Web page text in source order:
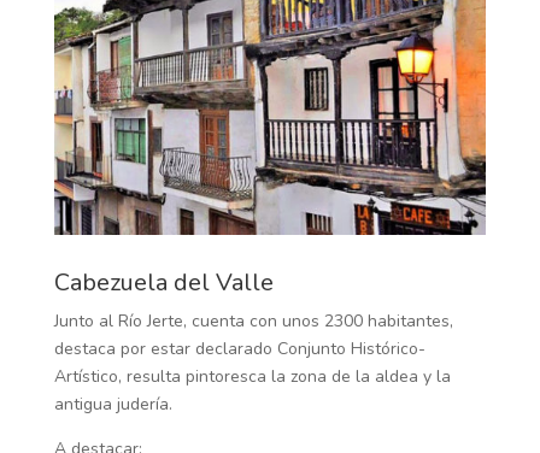
Cabezuela del Valle
Junto al Río Jerte, cuenta con unos 2300 habitantes,
destaca por estar declarado Conjunto Histórico-
Artístico, resulta pintoresca la zona de la aldea y la
antigua judería.